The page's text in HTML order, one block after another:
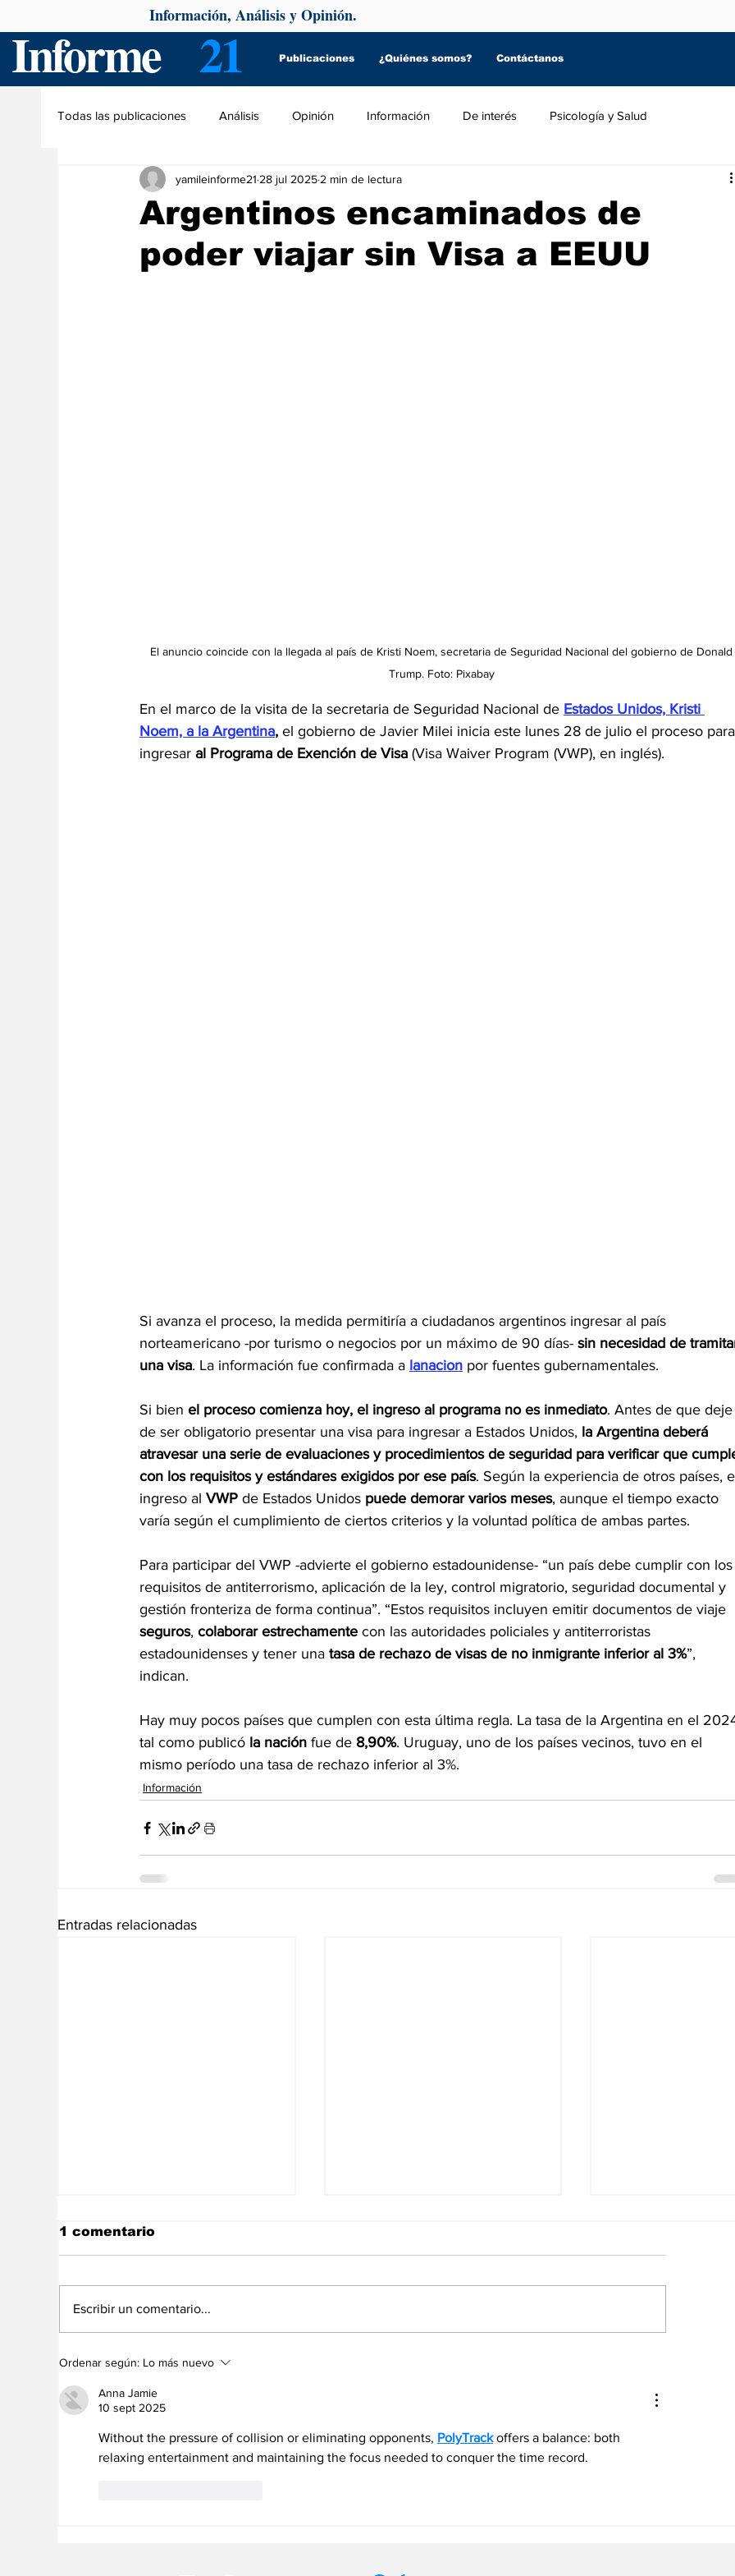
Informe 21 Publicaciones ¿Quiénes somos? Contáctanos
Información, Análisis y Opinión.
Todas las publicaciones Análisis Opinión Información De interés Psicología y Salud
Argentinos encaminados de
poder viajar sin Visa a EEUU
yamileinforme21 28 jul 2025 2 min de lectura
El anuncio coincide con la llegada al país de Kristi Noem, secretaria de Seguridad Nacional del gobierno de Donald
Trump. Foto: Pixabay
En el marco de la visita de la secretaria de Seguridad Nacional de Estados Unidos, Kristi
Noem, a la Argentina, el gobierno de Javier Milei inicia este lunes 28 de julio el proceso para
ingresar al Programa de Exención de Visa (Visa Waiver Program (VWP), en inglés).
Si avanza el proceso, la medida permitiría a ciudadanos argentinos ingresar al país
norteamericano -por turismo o negocios por un máximo de 90 días- sin necesidad de
una visa. La información fue confirmada a lanacion por fuentes gubernamentales.
Si bien el proceso comienza hoy, el ingreso al programa no es inmediato. Antes de que deje
de ser obligatorio presentar una visa para ingresar a Estados Unidos, la Argentina deberá
atravesar una serie de evaluaciones y procedimientos de seguridad para verificar que
con los requisitos y estándares exigidos por ese país. Según la experiencia de otros países,
ingreso al VWP de Estados Unidos puede demorar varios meses, aunque el tiempo exacto
varía según el cumplimiento de ciertos criterios y la voluntad política de ambas partes.
Para participar del VWP -advierte el gobierno estadounidense- “un país debe cumplir con los
requisitos de antiterrorismo, aplicación de la ley, control migratorio, seguridad documental y
gestión fronteriza de forma continua”. “Estos requisitos incluyen emitir documentos de viaje
seguros, colaborar estrechamente con las autoridades policiales y antiterroristas
estadounidenses y tener una tasa de rechazo de visas de no inmigrante inferior al 3%”,
indican.
Hay muy pocos países que cumplen con esta última regla. La tasa de la Argentina en el
tal como publicó la nación fue de 8,90%. Uruguay, uno de los países vecinos, tuvo en el
mismo período una tasa de rechazo inferior al 3%.
Información
Entradas relacionadas
de venezolanos y la
nueva restricción de
visas
EB1 y EB2 de
1 comentario
Escribir un comentario...
Ordenar según: Lo más nuevo
Anna Jamie
10 sept 2025
Without the pressure of collision or eliminating opponents, PolyTrack offers a balance: both
relaxing entertainment and maintaining the focus needed to conquer the time record.